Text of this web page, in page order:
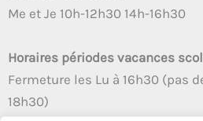
Me et Je 10h-12h30 14h-16h30
Horaires périodes vacances
Fermeture les Lu à 16h30 (pas
18h30)